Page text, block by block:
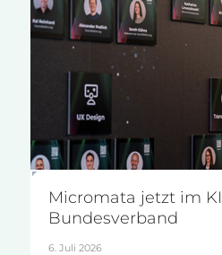
Micromata jetzt im KI
Bundesverband
6. Juli 2026